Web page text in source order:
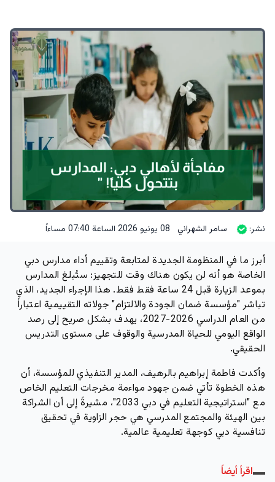
نشر: سامر الشهراني 08 يونيو 2026 الساعة 07:40 مساءاً
أبرز ما في المنظومة الجديدة لمتابعة وتقييم أداء مدارس دبي
الخاصة هو أنه لن يكون هناك وقت للتجهيز: ستُبلغ المدارس
بموعد الزيارة قبل 24 ساعة فقط فقط. هذا الإجراء الجديد، الذي
تباشر "مؤسسة ضمان الجودة والالتزام" جولاته التقييمية اعتباراً
من العام الدراسي 2026-2027، يهدف بشكل صريح إلى رصد
الواقع اليومي للحياة المدرسية والوقوف على مستوى التدريس
الحقيقي.
وأكدت فاطمة إبراهيم بالرهيف، المدير التنفيذي للمؤسسة، أن
هذه الخطوة تأتي ضمن جهود مواءمة مخرجات التعليم الخاص
مع "استراتيجية التعليم في دبي 2033"، مشيرةً إلى أن الشراكة
بين الهيئة والمجتمع المدرسي هي حجر الزاوية في تحقيق
تنافسية دبي كوجهة تعليمية عالمية.
اقرأ أيضاً